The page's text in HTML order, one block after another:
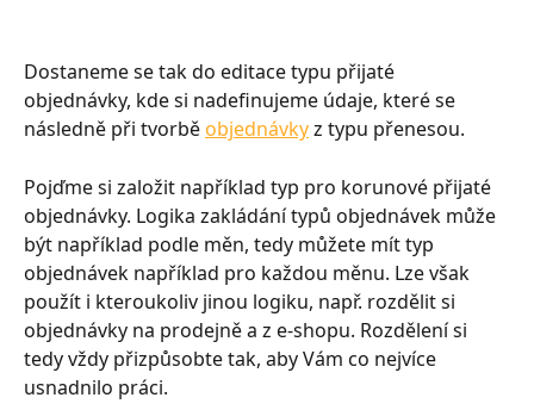
Dostaneme se tak do editace typu přijaté
objednávky, kde si nadefinujeme údaje, které se
následně při tvorbě objednávky z typu přenesou.
Pojďme si založit například typ pro korunové přijaté
objednávky. Logika zakládání typů objednávek může
být například podle měn, tedy můžete mít typ
objednávek například pro každou měnu. Lze však
použít i kteroukoliv jinou logiku, např. rozdělit si
objednávky na prodejně a z e-shopu. Rozdělení si
tedy vždy přizpůsobte tak, aby Vám co nejvíce
usnadnilo práci.